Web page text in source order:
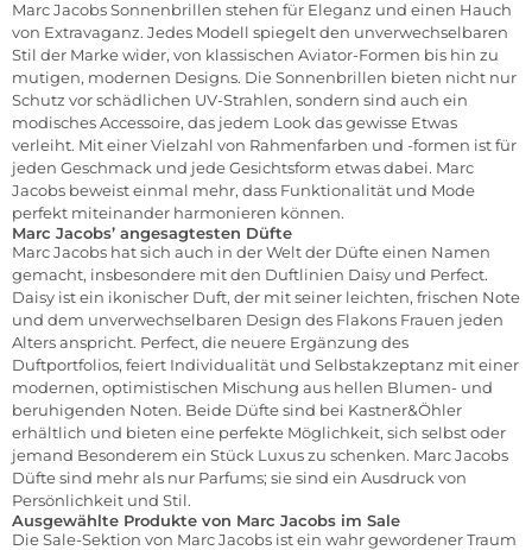
Marc Jacobs Sonnenbrillen stehen für Eleganz und einen Hauch
von Extravaganz. Jedes Modell spiegelt den unverwechselbaren
Stil der Marke wider, von klassischen Aviator-Formen bis hin zu
mutigen, modernen Designs. Die Sonnenbrillen bieten nicht nur
Schutz vor schädlichen UV-Strahlen, sondern sind auch ein
modisches Accessoire, das jedem Look das gewisse Etwas
verleiht. Mit einer Vielzahl von Rahmenfarben und -formen ist für
jeden Geschmack und jede Gesichtsform etwas dabei. Marc
Jacobs beweist einmal mehr, dass Funktionalität und Mode
perfekt miteinander harmonieren können.
Marc Jacobs’ angesagtesten Düfte
Marc Jacobs hat sich auch in der Welt der Düfte einen Namen
gemacht, insbesondere mit den Duftlinien Daisy und Perfect.
Daisy ist ein ikonischer Duft, der mit seiner leichten, frischen Note
und dem unverwechselbaren Design des Flakons Frauen jeden
Alters anspricht. Perfect, die neuere Ergänzung des
Duftportfolios, feiert Individualität und Selbstakzeptanz mit einer
modernen, optimistischen Mischung aus hellen Blumen- und
beruhigenden Noten. Beide Düfte sind bei Kastner&Öhler
erhältlich und bieten eine perfekte Möglichkeit, sich selbst oder
jemand Besonderem ein Stück Luxus zu schenken. Marc Jacobs
Düfte sind mehr als nur Parfums; sie sind ein Ausdruck von
Persönlichkeit und Stil.
Ausgewählte Produkte von Marc Jacobs im Sale
DieSale-Sektion von Marc Jacobs ist ein wahr gewordener Traum